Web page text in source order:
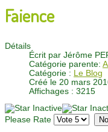
Faience
Détails
Écrit par Jérôme
Catégorie parente:
Catégorie : Le Blog
Créé le 20 mars
Affichages : 3215
Please Rate